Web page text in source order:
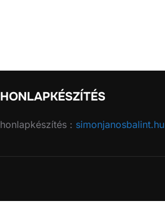
HONLAPKÉSZÍTÉS
honlapkészítés : simonjanosbalint.hu